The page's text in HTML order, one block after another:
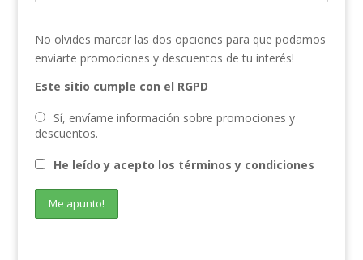
No olvides marcar las dos opciones para que podamos
enviarte promociones y descuentos de tu interés!
Este sitio cumple con el RGPD
Sí, envíame información sobre promociones y
descuentos.
He leído y acepto los términos y condiciones